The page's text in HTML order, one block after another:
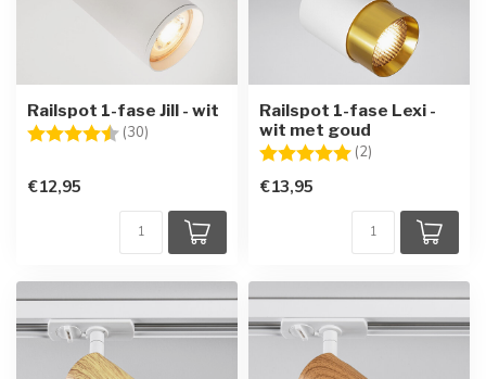
Railspot 1-fase Jill - wit
Beoordeling: (30)
€12,95
Railspot 1-fase Lexi -
wit met goud
Beoordeling: (2)
€13,95